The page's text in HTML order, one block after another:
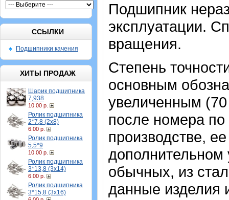
ССЫЛКИ
Подшипники качения
ХИТЫ ПРОДАЖ
Шарик подшипника
7,938
10.00 р.
Ролик подшипника
2*7,8 (2х8)
6.00 р.
Ролик подшипника
5,5*9
10.00 р.
Ролик подшипника
3*13,8 (3х14)
6.00 р.
Ролик подшипника
3*15,8 (3х16)
Подшипник
эксплуатации.
вращения.
Степень
основным
увеличенным
после номера
производстве,
обычных, из
данные изделия